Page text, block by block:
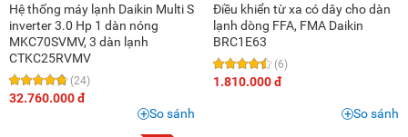
Hệ thống máy lạnh Daikin Multi S
inverter 3.0 Hp 1 dàn nóng
MKC70SVMV, 3 dàn lạnh
CTKC25RVMV
(24)
32.760.000 đ
So sánh
Điều khiển từ xa có dây cho dàn
lạnh dòng FFA, FMA Daikin
BRC1E63
(6)
1.810.000 đ
So sánh